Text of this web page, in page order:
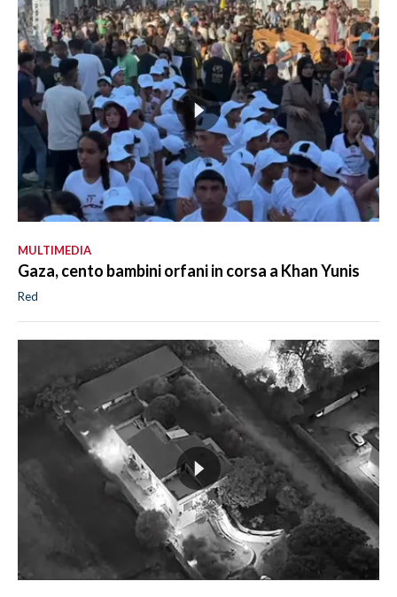
MULTIMEDIA
Gaza, cento bambini orfani in corsa a Khan Yunis
Red